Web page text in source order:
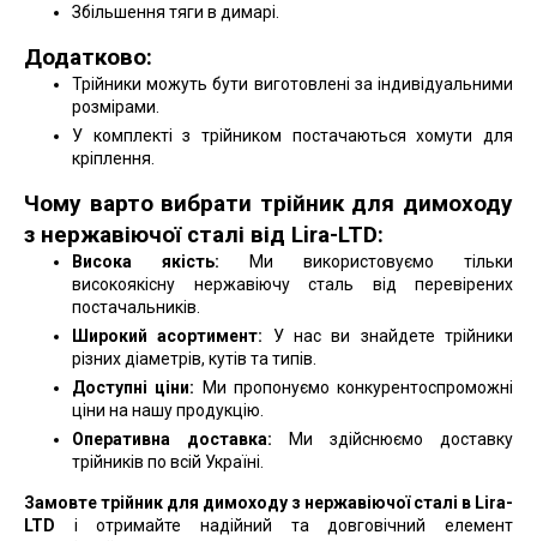
Збільшення тяги в димарі.
Додатково:
Трійники можуть бути виготовлені за індивідуальними
розмірами.
У комплекті з трійником постачаються хомути для
кріплення.
Чому варто вибрати трійник для димоходу
з нержавіючої сталі від Lira-LTD:
Висока якість: Ми використовуємо тільки
високоякісну нержавіючу сталь від перевірених
постачальників.
Широкий асортимент: У нас ви знайдете трійники
різних діаметрів, кутів та типів.
Доступні ціни: Ми пропонуємо конкурентоспроможні
ціни на нашу продукцію.
Оперативна доставка: Ми здійснюємо доставку
трійників по всій Україні.
Замовте трійник для димоходу з нержавіючої сталі в Lira-
LTD і отримайте надійний та довговічний елемент